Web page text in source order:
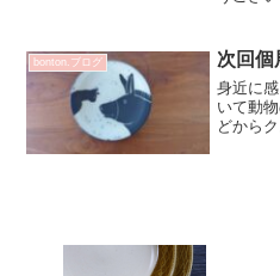
ちしてお
bonton.ブログ 次回
身近に
いて動
どから